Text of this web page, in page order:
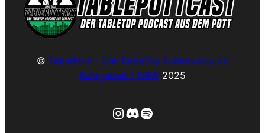
© TablePott – Die TableTop Community im
Ruhrgebiet / NRW 2025
Instagram
Discord
Spotify